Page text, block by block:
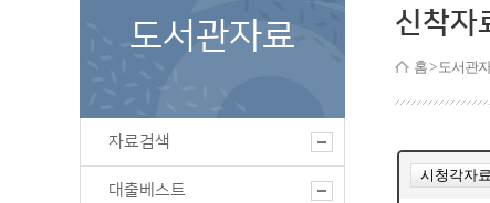
도서관자료
자료검색
대출베스트
신착자
홈> 도서관